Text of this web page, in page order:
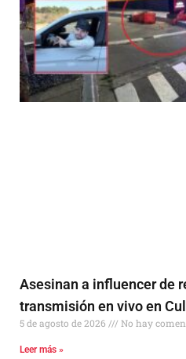
Asesinan a influencer de
transmisión en vivo en
5 de agosto de 2026 No hay
Leer más »